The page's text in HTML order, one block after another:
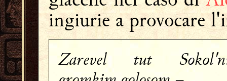
ingiurie a provocare
Zarevel tut